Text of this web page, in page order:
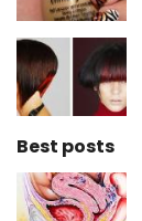
Best posts